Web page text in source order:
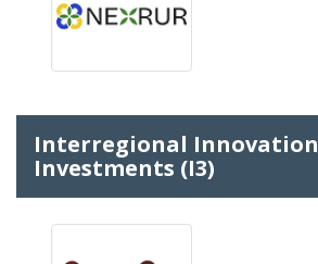
Interregional Innovation
Investments (I3)